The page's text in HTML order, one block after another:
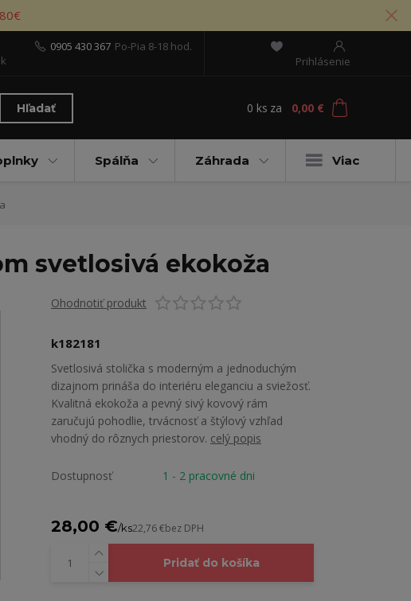
Prihlásenie
Hľadať
0905 430 367 Po-Pia 8-18 hod.
0 ks za 0,00 €
Spálňa Záhrada Viac
svetlosivá ekokoža
Ohodnotiť produkt
k182181
Svetlosivá stolička s moderným a jednoduchým
dizajnom prináša do interiéru eleganciu a sviežosť.
Kvalitná ekokoža a pevný sivý kovový rám
zaručujú pohodlie, trvácnosť a štýlový vzhľad
vhodný do rôznych priestorov. celý popis
Dostupnosť 1 - 2 pracovné dni
28,00 €/ks22,76 €bez DPH
Pridať do košíka